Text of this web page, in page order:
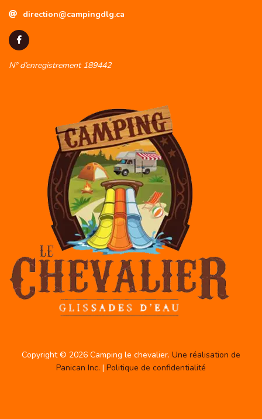
direction@campingdlg.ca
N° d’enregistrement 189442
Copyright © 2026 Camping le chevalier. Une réalisation de
Panican Inc. | Politique de confidentialité